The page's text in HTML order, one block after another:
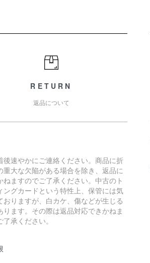
RETURN
返品について
後速やかにご連絡ください。商品に折
重大な欠陥がある場合を除き、返品に
ねますのでご了承ください。中古のト
ングカードという特性上、保管には気
おりますが、白カケ、傷などが生じる
ります。その際は返品対応できかねま
承ください。